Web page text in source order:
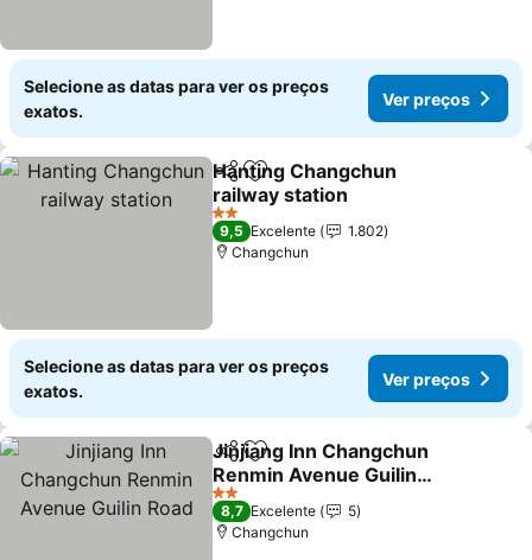
Selecione as datas para ver os preços
exatos.
Ver preços
PartilharAdicionar aos favoritos
Hanting Changchun
railway station
2 Estrelas
9,5 Excelente
1.802
Changchun
Selecione as datas para ver os preços
exatos.
Ver preços
PartilharAdicionar aos favoritos
Jinjiang Inn Changchun
Renmin Avenue Guilin
Road
2 Estrelas
8,7 Excelente
5
Changchun